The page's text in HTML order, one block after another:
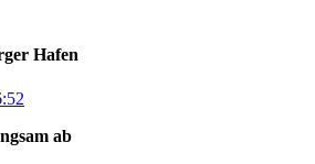
Hafen
ab